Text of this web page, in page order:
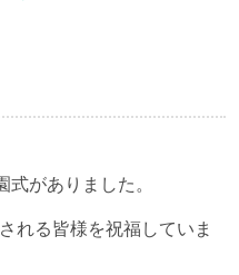
がありました。
れる皆様を祝福していま